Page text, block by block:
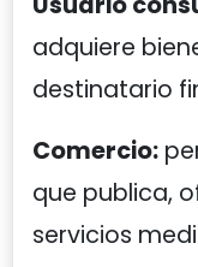
adquiere
destinatario
Comercio:
que publica,
servicios